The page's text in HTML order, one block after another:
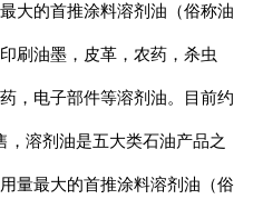
大的首推涂料溶剂油（俗称油
刷油墨，皮革，农药，杀虫
，电子部件等溶剂油。目前约
，溶剂油是五大类石油产品之
量最大的首推涂料溶剂油（俗